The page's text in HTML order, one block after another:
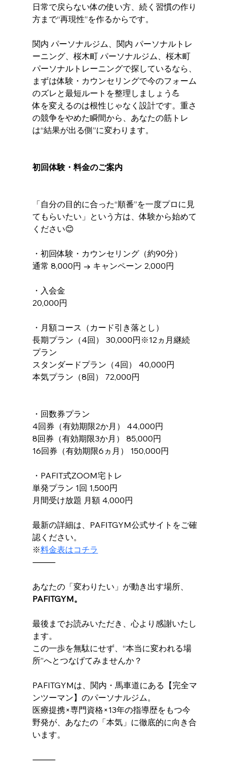
日常で戻らない体の使い方、続く習慣の作り
方まで“再現性”を作るからです。
関内 パーソナルジム、関内 パーソナルトレ
ーニング、桜木町 パーソナルジム、桜木町
パーソナルトレーニングで探しているなら、
まずは体験・カウンセリングで今のフォーム
のズレと最短ルートを整理しましょう💪
体を変えるのは根性じゃなく設計です。重さ
の競争をやめた瞬間から、あなたの筋トレ
は“結果が出る側”に変わります。
初回体験・料金のご案内
「自分の目的に合った“順番”を一度プロに見
てもらいたい」という方は、体験から始めて
ください😊
・初回体験・カウンセリング（約90分）
通常 8,000円 → キャンペーン 2,000円
・入会金
20,000円
・月額コース（カード引き落とし）
長期プラン（4回） 30,000円※12ヵ月継続
プラン
スタンダードプラン（4回） 40,000円
本気プラン（8回） 72,000円
・回数券プラン
4回券（有効期限2か月） 44,000円
8回券（有効期限3か月） 85,000円
16回券（有効期限6ヵ月） 150,000円
・PAFIT式ZOOM宅トレ
単発プラン 1回 1,500円
月間受け放題 月額 4,000円
最新の詳細は、PAFITGYM公式サイトをご確
認ください。
※料金表はコチラ
⸻
あなたの「変わりたい」が動き出す場所、
PAFITGYM。
最後までお読みいただき、心より感謝いたし
ます。
この一歩を無駄にせず、“本当に変われる場
所”へとつなげてみませんか？
PAFITGYMは、関内・馬車道にある【完全マ
ンツーマン】のパーソナルジム。
医療提携×専門資格×13年の指導歴をもつ今
野発が、あなたの「本気」に徹底的に向き合
います。
⸻